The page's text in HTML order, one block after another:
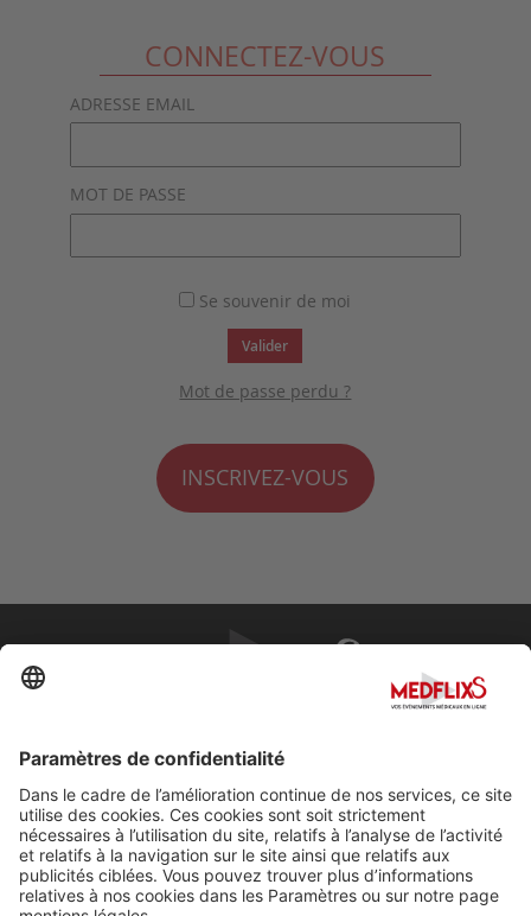
CONNECTEZ-VOUS
ADRESSE EMAIL
MOT DE PASSE
Se souvenir de moi
Valider
Mot de passe perdu ?
INSCRIVEZ-VOUS
À propos de MedflixS®
Aide
Contact
Mentions légales